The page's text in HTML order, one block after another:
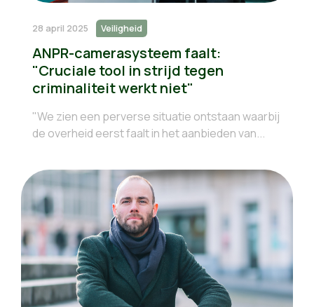
28 april 2025 Veiligheid
ANPR-camerasysteem faalt:
"Cruciale tool in strijd tegen
criminaliteit werkt niet"
"We zien een perverse situatie ontstaan waarbij
de overheid eerst faalt in het aanbieden van...